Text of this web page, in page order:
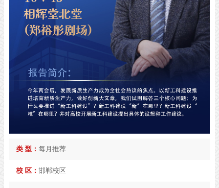
类 型： 每月推荐
校 区： 邯郸校区